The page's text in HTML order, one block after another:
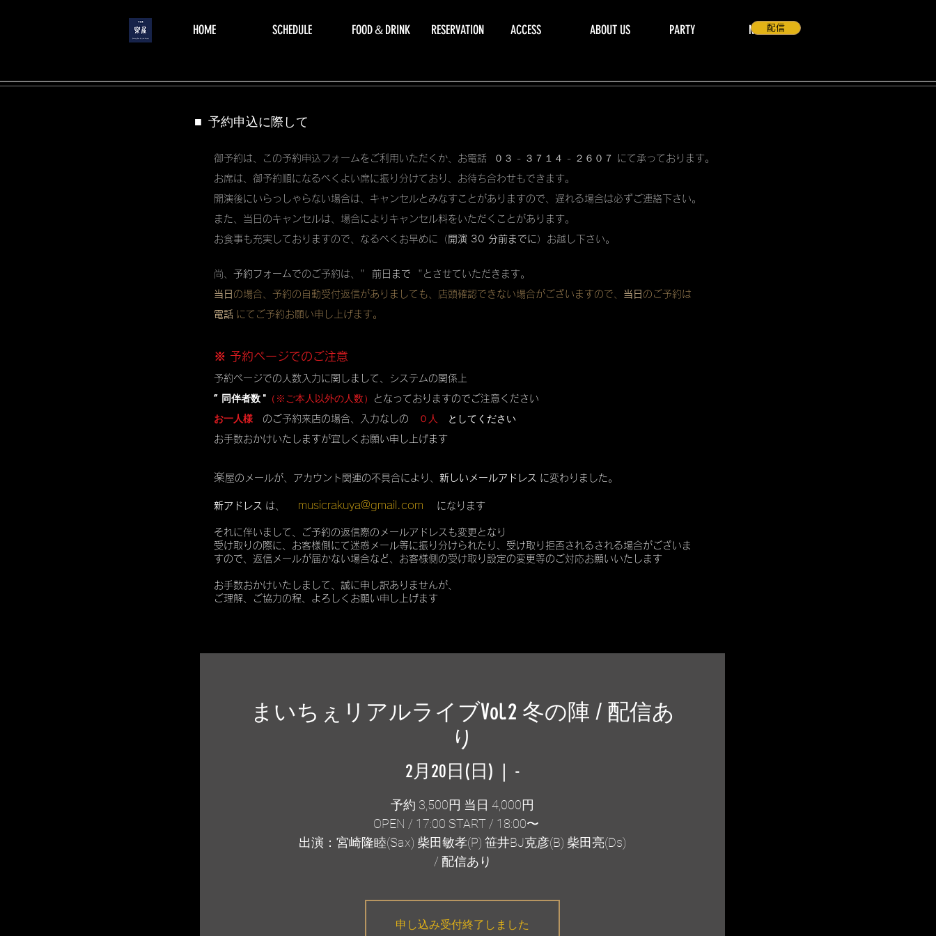
menu HOME SCHEDULE FOOD＆DRINK RESERVATION ACCESS ABOUT US PARTY NEWS配信
■ 予約申込に際して
御予約は、この予約申込フォームをご利用いただくか、お電話 ０３ - ３７１４ - ２６０７ にて承っております。
お席は、御予約順になるべくよい席に振り分けており、お待ち合わせもできます。
開演後にいらっしゃらない場合は、キャンセルとみなすことがありますので、遅れる場合は必ずご連絡下さい。
また、当日のキャンセルは、場合によりキャンセル料をいただくことがあります。
お食事も充実しておりますので、なるべくお早めに（ 開演 30 分前までに）お越し下さい。
尚、 予約フォームでのご予約は、" 前日まで "とさせていただきます。
当日 の場合、予約の自動受付返信がありましても、店頭確認できない場合がございますので、 当日 のご予約は
電話 にてご予約お願い申し上げます。
※ 予約ページでのご注意
予約ページでの人数入力に関しまして、システムの関係上
” 同伴者数 " （※ご本人以外の人数） となっておりますのでご注意ください
お一人様 のご予約来店の場合、入力なしの ０人 としてください
お手数おかけいたしますが宜しくお願い申し上げます
楽屋のメールが、アカウント関連の不具合により、 新しいメールアドレス に変わりました。
新アドレス は、 musicrakuya@gmail.com になります
それに伴いまして、ご予約の返信際のメールアドレスも変更となり
受け取りの際に、お客様側にて迷惑メール等に振り分けられたり、受け取り拒否されるされる場合がございま
すので、返信メールが届かない場合など、お客様側の受け取り設定の変更等のご対応お願いいたします
お手数おかけいたしまして、誠に申し訳ありませんが、
ご理解、ご協力の程、よろしくお願い申し上げます
まいちぇリアルライブVol.2 冬の陣 / 配信あ
り
2月20日(日)
  |
-
予約 3,500円 当日 4,000円
OPEN / 17:00 START / 18:00〜
出演：宮崎隆睦(Sax) 柴田敏孝(P) 笹井BJ克彦(B) 柴田亮(Ds)
/ 配信あり
申し込み受付終了しました